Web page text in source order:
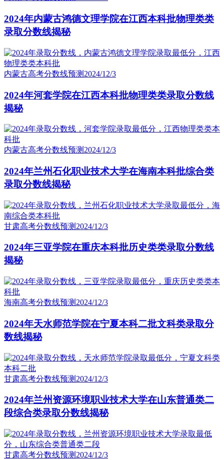
2024年内蒙古鸿德文理学院在江西本科批物理类类
录取分数线揭秘
内蒙古高考分数线预测 2024/12/3
2024年河套学院在江西本科批物理类类录取分数线
揭秘
内蒙古高考分数线预测 2024/12/3
2024年兰州石化职业技术大学在海南本科批综合类
录取分数线揭秘
甘肃高考分数线预测 2024/12/3
2024年三亚学院在重庆本科批历史类类录取分数线
揭秘
海南高考分数线预测 2024/12/3
2024年天水师范学院在宁夏本科二批文科类录取分
数线揭秘
甘肃高考分数线预测 2024/12/3
2024年兰州资源环境职业技术大学在山东普通类二
段综合类录取分数线揭秘
甘肃高考分数线预测 2024/12/3